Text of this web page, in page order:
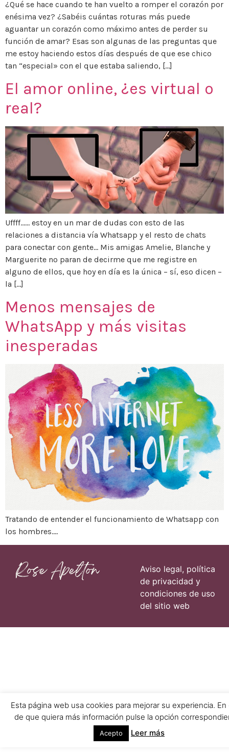
¿Qué se hace cuando te han vuelto a romper el corazón por
enésima vez? ¿Sabéis cuántas roturas más puede
aguantar un corazón como máximo antes de perder su
función de amar? Esas son algunas de las preguntas que
me estoy haciendo estos días después de que ese chico
tan “especial» con el que estaba saliendo, […]
El amor online, ¿es virtual o
real?
Uffff…… estoy en un mar de dudas con esto de las
relaciones a distancia vía Whatsapp y el resto de chats
para conectar con gente… Mis amigas Amelie, Blanche y
Marguerite no paran de decirme que me registre en
alguno de ellos, que hoy en día es la única – sí, eso dicen –
la […]
Menos mensajes de
WhatsApp y más visitas
inesperadas
Tratando de entender el funcionamiento de Whatsapp con
los hombres….
Aviso legal, política
de privacidad y
condiciones de uso
del sitio web
Esta página web usa cookies para mejorar su experiencia. En
de que quiera más información pulse la opción
Acepto Leer más